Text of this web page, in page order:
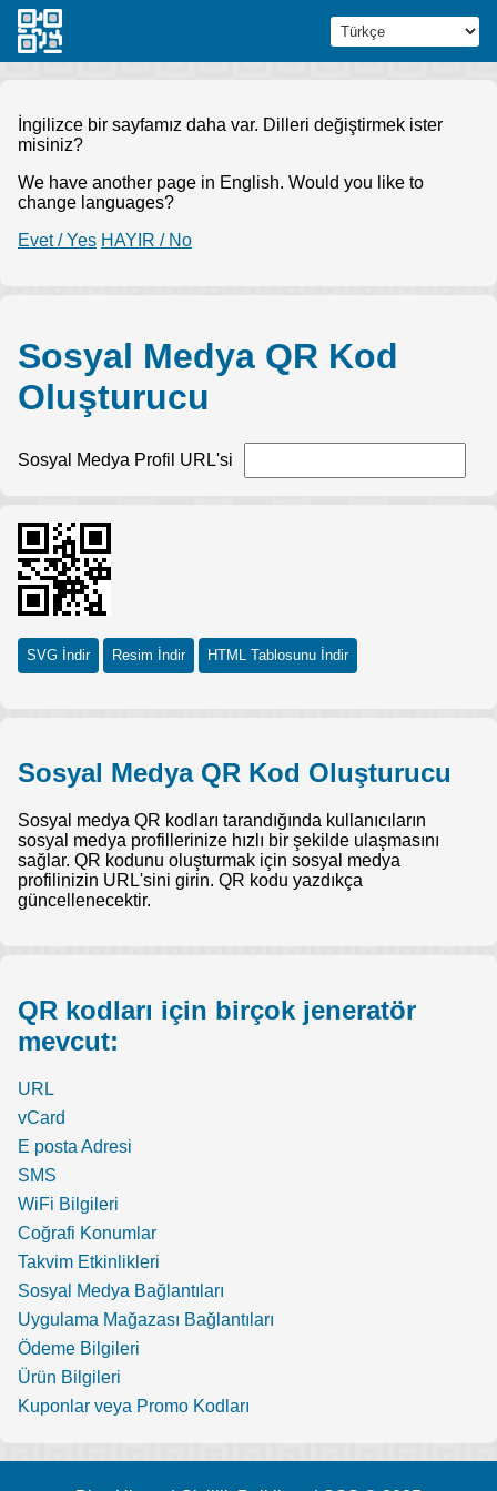
İngilizce bir sayfamız daha var. Dilleri değiştirmek ister
misiniz?
We have another page in English. Would you like to
change languages?
Evet / Yes HAYIR / No
Sosyal Medya QR Kod
Oluşturucu
Sosyal Medya Profil URL'si
SVG İndir Resim İndir HTML Tablosunu İndir
Sosyal Medya QR Kod Oluşturucu
Sosyal medya QR kodları tarandığında kullanıcıların
sosyal medya profillerinize hızlı bir şekilde ulaşmasını
sağlar. QR kodunu oluşturmak için sosyal medya
profilinizin URL'sini girin. QR kodu yazdıkça
güncellenecektir.
QR kodları için birçok jeneratör
mevcut:
URL
vCard
E posta Adresi
SMS
WiFi Bilgileri
Coğrafi Konumlar
Takvim Etkinlikleri
Sosyal Medya Bağlantıları
Uygulama Mağazası Bağlantıları
Ödeme Bilgileri
Ürün Bilgileri
Kuponlar veya Promo Kodları